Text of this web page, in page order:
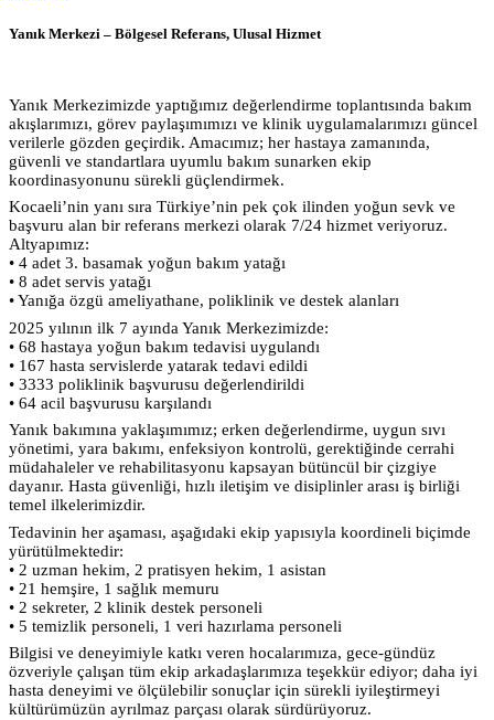
Yanık Merkezi – Bölgesel Referans, Ulusal Hizmet
Yanık Merkezimizde yaptığımız değerlendirme toplantısında bakım
akışlarımızı, görev paylaşımımızı ve klinik uygulamalarımızı güncel
verilerle gözden geçirdik. Amacımız; her hastaya zamanında,
güvenli ve standartlara uyumlu bakım sunarken ekip
koordinasyonunu sürekli güçlendirmek.
Kocaeli’nin yanı sıra Türkiye’nin pek çok ilinden yoğun sevk ve
başvuru alan bir referans merkezi olarak 7/24 hizmet veriyoruz.
Altyapımız:
• 4 adet 3. basamak yoğun bakım yatağı
• 8 adet servis yatağı
• Yanığa özgü ameliyathane, poliklinik ve destek alanları
2025 yılının ilk 7 ayında Yanık Merkezimizde:
• 68 hastaya yoğun bakım tedavisi uygulandı
• 167 hasta servislerde yatarak tedavi edildi
• 3333 poliklinik başvurusu değerlendirildi
• 64 acil başvurusu karşılandı
Yanık bakımına yaklaşımımız; erken değerlendirme, uygun sıvı
yönetimi, yara bakımı, enfeksiyon kontrolü, gerektiğinde cerrahi
müdahaleler ve rehabilitasyonu kapsayan bütüncül bir çizgiye
dayanır. Hasta güvenliği, hızlı iletişim ve disiplinler arası iş birliği
temel ilkelerimizdir.
Tedavinin her aşaması, aşağıdaki ekip yapısıyla koordineli biçimde
yürütülmektedir:
• 2 uzman hekim, 2 pratisyen hekim, 1 asistan
• 21 hemşire, 1 sağlık memuru
• 2 sekreter, 2 klinik destek personeli
• 5 temizlik personeli, 1 veri hazırlama personeli
Bilgisi ve deneyimiyle katkı veren hocalarımıza, gece-gündüz
özveriyle çalışan tüm ekip arkadaşlarımıza teşekkür ediyor; daha iyi
hasta deneyimi ve ölçülebilir sonuçlar için sürekli iyileştirmeyi
kültürümüzün ayrılmaz parçası olarak sürdürüyoruz.